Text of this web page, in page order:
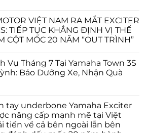
VIỆT NAM RA MẮT EXCITER
TIẾP TỤC KHẲNG ĐỊNH VỊ THẾ
CỘT MỐC 20 NĂM “OUT TRÌNH”
Vụ Tháng 7 Tại Yamaha Town 3S
Bảo Dưỡng Xe, Nhận Quà
tay underbone Yamaha Exciter
nâng cấp mạnh mẽ tại Việt
tiến về cả bên ngoài lẫn bên